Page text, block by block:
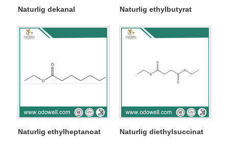
Naturlig dekanal Naturlig ethylbutyrat
Naturlig ethylheptanoat Naturlig diethylsuccinat